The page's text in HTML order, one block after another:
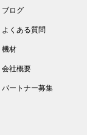
ブログ
よくある質問
機材
会社概要
パートナー募集